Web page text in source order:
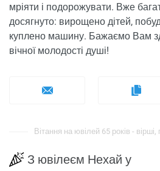
мріяти і подорожувати. Вже
досягнуто: вирощено дітей,
куплено машину. Бажаємо Вам
вічної молодості душі!
Вітання на ювілей 65 років -
З ювілеєм Нехай у